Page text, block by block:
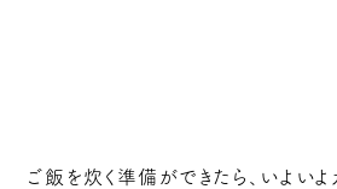
ご飯を炊く準備ができたら、いよいよ